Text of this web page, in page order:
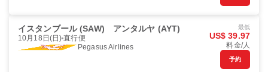
イスタンブール (SAW) アンタルヤ (AYT)
10月18日(日) 直行便
Pegasus Airlines
最低
US$ 39.97
料金/人
予約